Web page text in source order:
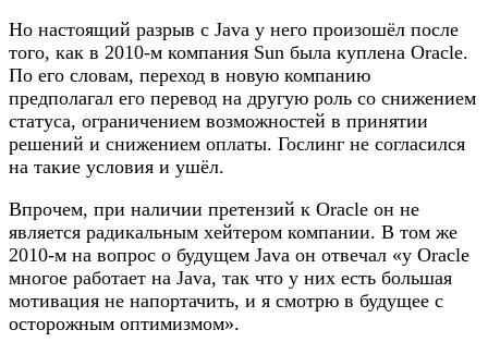
Но настоящий разрыв с Java у него произошёл после
того, как в 2010-м компания Sun была куплена Oracle.
По его словам, переход в новую компанию
предполагал его перевод на другую роль со снижением
статуса, ограничением возможностей в принятии
решений и снижением оплаты. Гослинг не согласился
на такие условия и ушёл.
Впрочем, при наличии претензий к Oracle он не
является радикальным хейтером компании. В том же
2010-м на вопрос о будущем Java он отвечал «у Oracle
многое работает на Java, так что у них есть большая
мотивация не напортачить, и я смотрю в будущее с
осторожным оптимизмом».